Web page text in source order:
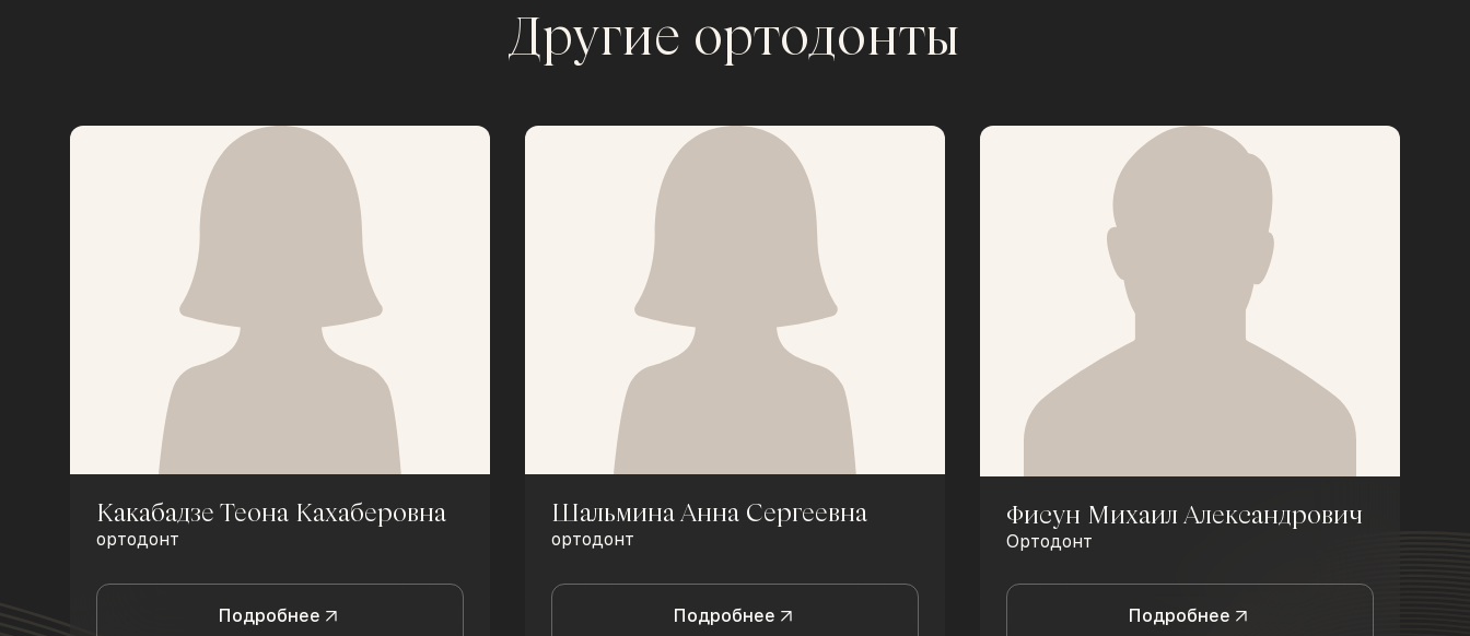
Другие ортодонты
Какабадзе Теона Кахаберовна
ортодонт
Подробнее
Шальмина Анна Сергеевна
ортодонт
Подробнее
Фисун Михаил Александрович
Ортодонт
Подробнее